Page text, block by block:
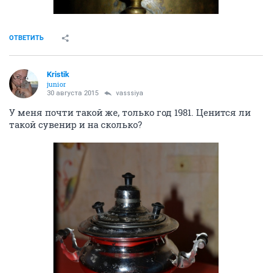
ОТВЕТИТЬ
Kristik
junior
30 августа 2015 vasssiya
У меня почти такой же, только год 1981. Ценится ли
такой сувенир и на сколько?